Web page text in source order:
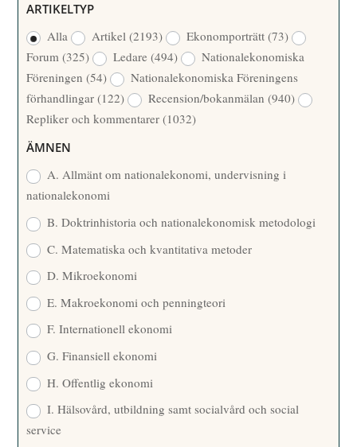
/
Å
R
R
F
A
T
T
A
R
ARTIKELTYP
Alla
Artikel(2193) Ekonomporträtt(73)
Forum(325) Ledare(494)
Nationalekonomiska
Föreningen(54)
Nationalekonomiska Föreningens
förhandlingar(122) Recension/bokanmälan(940)
Repliker och kommentarer(1032)
ÄMNEN
A. Allmänt om nationalekonomi, undervisning i
nationalekonomi
B. Doktrinhistoria och nationalekonomisk metodologi
C. Matematiska och kvantitativa metoder
D. Mikroekonomi
E. Makroekonomi och penningteori
F. Internationell ekonomi
G. Finansiell ekonomi
H. Offentlig ekonomi
I. Hälsovård, utbildning samt socialvård och social
service